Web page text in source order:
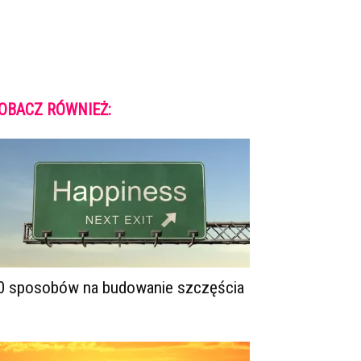
RÓWNIEŻ:
sposobów na budowanie szczęścia